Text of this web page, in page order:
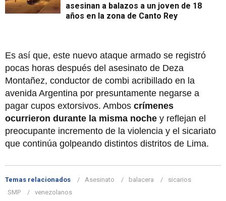
asesinan a balazos a un joven de 18
años en la zona de Canto Rey
Es así que, este nuevo ataque armado se registró
pocas horas después del asesinato de Deza
Montañez, conductor de combi acribillado en la
avenida Argentina por presuntamente negarse a
pagar cupos extorsivos. Ambos crímenes
ocurrieron durante la misma noche y reflejan el
preocupante incremento de la violencia y el sicariato
que continúa golpeando distintos distritos de Lima.
Temas relacionados Asesinato balacera
sicarios
SMP
venezolanos